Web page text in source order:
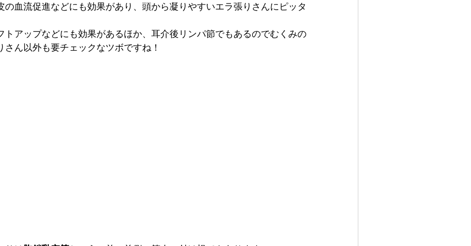
の血流促進などにも効果があり、頭から凝りやすいエラ張りさんにピッタ
トアップなどにも効果があるほか、耳介後リンパ節でもあるのでむくみの
さん以外も要チェックなツボですね！